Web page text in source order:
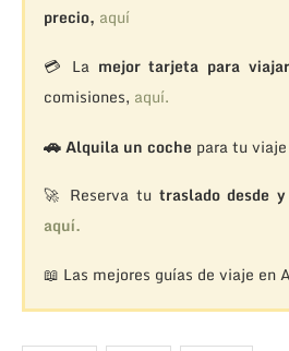
precio, aquí
💳 La mejor tarjeta para
comisiones, aquí.
🚗Alquila un coche para tu
🚀 Reserva tu traslado desde
aquí.
📖 Las mejores guías de viaje en